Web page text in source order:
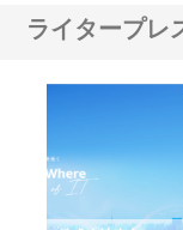
ライタープレ